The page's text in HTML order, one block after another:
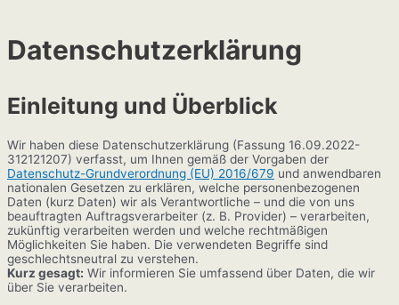
springen
Datenschutzerklärung
Einleitung und Überblick
Wir haben diese Datenschutzerklärung (Fassung 16.09.2022-
312121207) verfasst, um Ihnen gemäß der Vorgaben der
Datenschutz-Grundverordnung (EU) 2016/679 und anwendbaren
nationalen Gesetzen zu erklären, welche personenbezogenen
Daten (kurz Daten) wir als Verantwortliche – und die von uns
beauftragten Auftragsverarbeiter (z. B. Provider) – verarbeiten,
zukünftig verarbeiten werden und welche rechtmäßigen
Möglichkeiten Sie haben. Die verwendeten Begriffe sind
geschlechtsneutral zu verstehen.
Kurz gesagt: Wir informieren Sie umfassend über Daten, die wir
über Sie verarbeiten.